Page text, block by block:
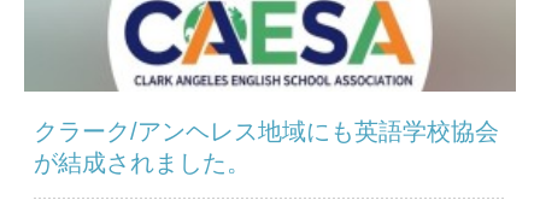
クラーク/アンヘレス地域にも英語学校協会
が結成されました。